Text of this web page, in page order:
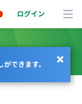
ログイン
できます。